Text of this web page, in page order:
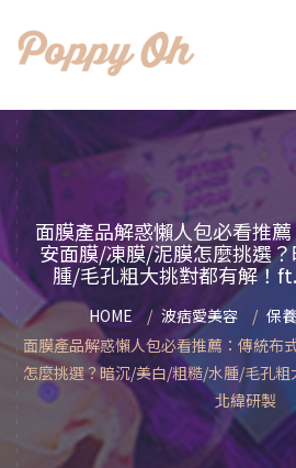
面膜產品解惑懶人包必看推
安面膜/凍膜/泥膜怎麼挑選
腫/毛孔粗大挑對都有解！
HOME 波痞愛美容
保
面膜產品解惑懶人包必看推薦：傳統布
怎麼挑選？暗沉/美白/粗糙/水腫/毛孔粗
北緯研製